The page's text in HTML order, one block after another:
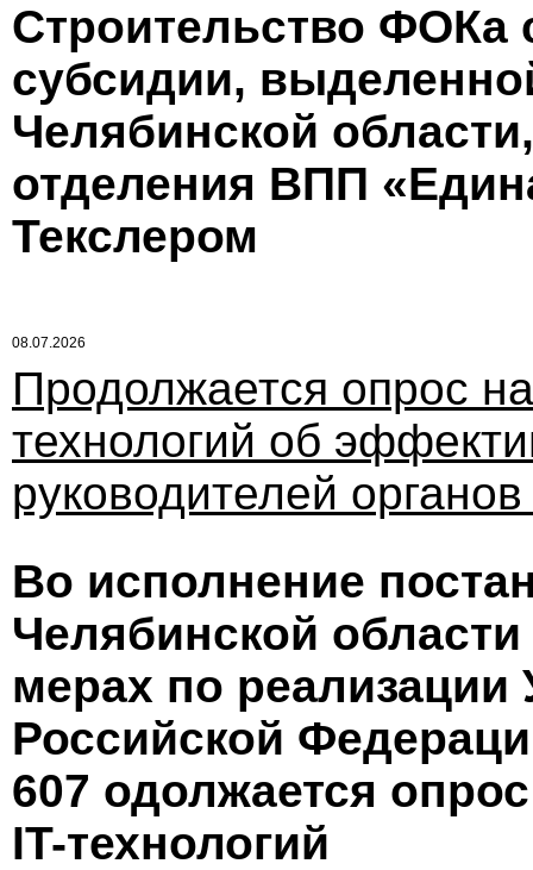
Строительство ФОКа
субсидии,
Челябинской
отделения ВПП
Текслером
08.07.2026
Продолжается опрос
технологий об
руководителей
Во исполнение
Челябинской
мерах по реализации
Российской
607 одолжается
IT-технологий